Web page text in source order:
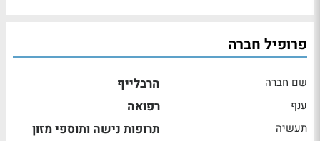
פרופיל חברה
שם חברה הרבלייף
ענף רפואה
תעשיה תרופות נישה ותוספי מזון